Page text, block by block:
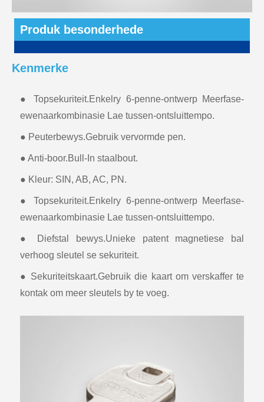
Produk besonderhede
Kenmerke
● Topsekuriteit.Enkelry 6-penne-ontwerp Meerfase-
ewenaarkombinasie Lae tussen-ontsluittempo.
● Peuterbewys.Gebruik vervormde pen.
● Anti-boor.Bull-In staalbout.
● Kleur: SIN, AB, AC, PN.
● Topsekuriteit.Enkelry 6-penne-ontwerp Meerfase-
ewenaarkombinasie Lae tussen-ontsluittempo.
● Diefstal bewys.Unieke patent magnetiese bal
verhoog sleutel se sekuriteit.
● Sekuriteitskaart.Gebruik die kaart om verskaffer te
kontak om meer sleutels by te voeg.